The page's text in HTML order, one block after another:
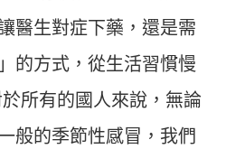
醫生對症下藥，還是需
的方式，從生活習慣慢
所有的國人來說，無論
般的季節性感冒，我們